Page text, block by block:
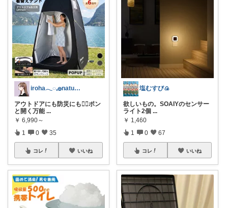
iroha𓂃◌𓈒𓐍natural✯
アウトドアにも防災にも‪👍🏻ポン
と開く万能 ...
￥ 6,990～
1 0 35
コレ いいね
塩むすび🍙
欲しいもの。SOAIYのセンサー
ライト2個 ...
￥ 1,460
1 0 67
コレ いいね